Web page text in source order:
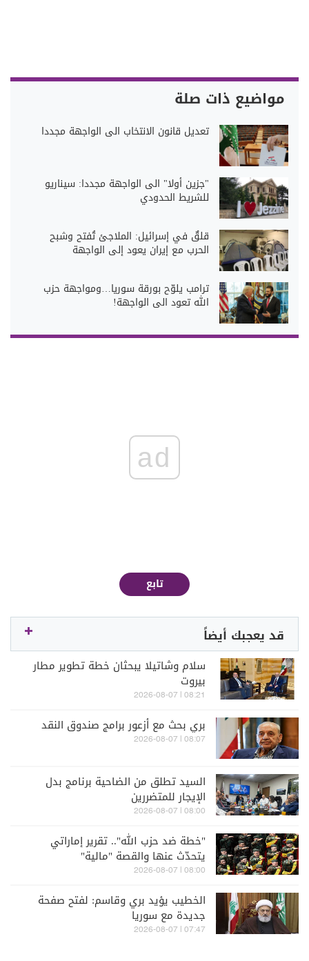
مواضيع ذات صلة
تعديل قانون الانتخاب الى الواجهة مجددا
"جزين أولا" الى الواجهة مجددا: سيناريو
للشريط الحدودي
قلقٌ في إسرائيل: الملاجئ تُفتح وشبح
الحرب مع إيران يعود إلى الواجهة
ترامب يلوّح بورقة سوريا…ومواجهة حزب
الله تعود الى الواجهة!
ad
تابع
قد يعجبك أيضاً
سلام وشاتيلا يبحثان خطة تطوير مطار
بيروت
08:21 | 2026-08-07
بري بحث مع أزعور برامج صندوق النقد
08:07 | 2026-08-07
السيد تطلق من الضاحية برنامج بدل
الإيجار للمتضررين
08:00 | 2026-08-07
"خطة ضد حزب الله".. تقرير إماراتي
يتحدّث عنها والقصة "مالية"
08:00 | 2026-08-07
الخطيب يؤيد بري وقاسم: لفتح صفحة
جديدة مع سوريا
07:47 | 2026-08-07